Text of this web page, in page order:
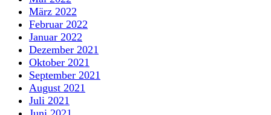
März 2022
Februar 2022
Januar 2022
Dezember 2021
Oktober 2021
September 2021
August 2021
Juli 2021